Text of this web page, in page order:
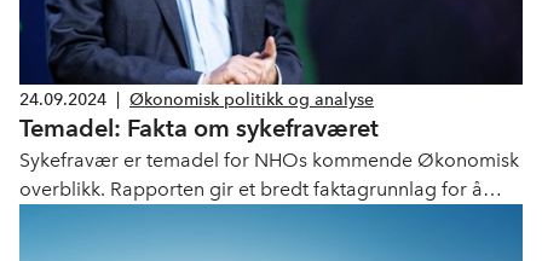
24.09.2024 Økonomisk politikk og analyse
Temadel: Fakta om sykefraværet
Sykefravær er temadel for NHOs kommende Økonomisk
overblikk. Rapporten gir et bredt faktagrunnlag for å